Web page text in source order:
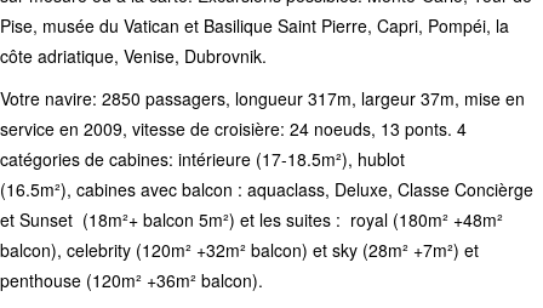
Pise, musée du Vatican et Basilique Saint Pierre, Capri, Pompéi, la
côte adriatique, Venise, Dubrovnik.
Votre navire: 2850 passagers, longueur 317m, largeur 37m, mise en
service en 2009, vitesse de croisière: 24 noeuds, 13 ponts. 4
catégories de cabines: intérieure (17-18.5m²), hublot
(16.5m²), cabines avec balcon : aquaclass, Deluxe, Classe Concièrge
et Sunset (18m²+ balcon 5m²) et les suites : royal (180m² +48m²
balcon), celebrity (120m² +32m² balcon) et sky (28m² +7m²) et
penthouse (120m² +36m² balcon).